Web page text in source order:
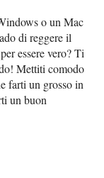
o un Mac
di reggere il
essere vero? Ti
Mettiti comodo
farti un grosso in
un buon